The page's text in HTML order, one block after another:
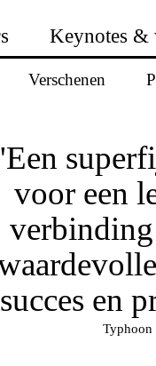
Verschenen
Keynotes &
'Een
voor een
verbinding
succes en
Typhoon